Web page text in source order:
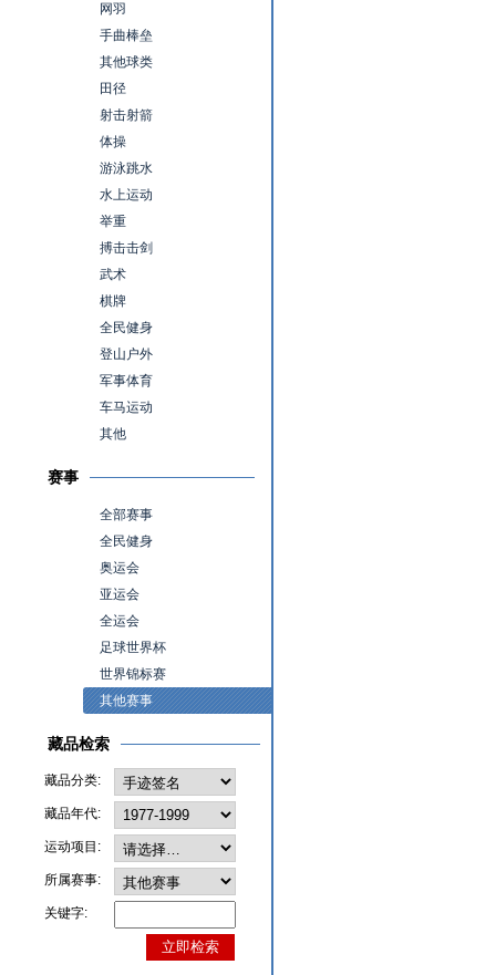
网羽
手曲棒垒
其他球类
田径
射击射箭
体操
游泳跳水
水上运动
举重
搏击击剑
武术
棋牌
全民健身
登山户外
军事体育
车马运动
其他
赛事
全部赛事
全民健身
奥运会
亚运会
全运会
足球世界杯
世界锦标赛
其他赛事
藏品检索
藏品分类:
藏品年代:
运动项目:
所属赛事:
关键字: